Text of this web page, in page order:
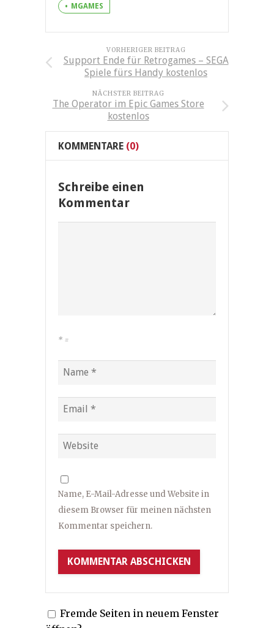
MGAMES
VORHERIGER BEITRAG
Support Ende für Retrogames – SEGA
Spiele fürs Handy kostenlos
NÄCHSTER BEITRAG
The Operator im Epic Games Store
kostenlos
KOMMENTARE (0)
Schreibe einen
Kommentar
* =
Name, E-Mail-Adresse und Website in
diesem Browser für meinen nächsten
Kommentar speichern.
Fremde Seiten in neuem Fenster